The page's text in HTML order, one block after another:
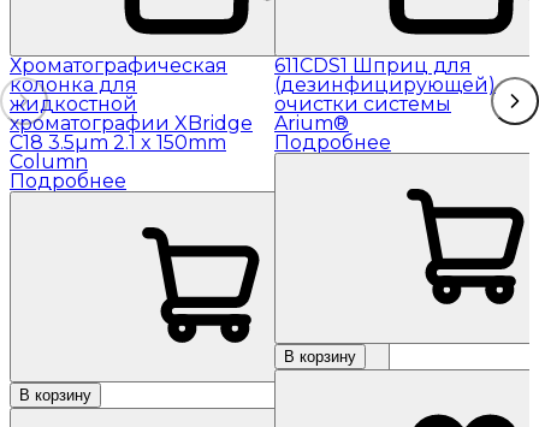
Хроматографическая
колонка для
жидкостной
хроматографии XBridge
C18 3.5µm 2.1 x 150mm
Column
Подробнее
В корзину
611CDS1 Шприц для
(дезинфицирующей)
очистки системы
Arium®
Подробнее
В корзину